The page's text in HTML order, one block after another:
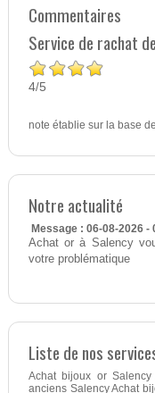
Commentaires
Service de rachat
4/5
note établie sur la base de
Notre actualité
Message : 06-08-2026 -
Achat or à Salency
votre problématique
Liste de nos
Achat bijoux or
anciens Salency Achat